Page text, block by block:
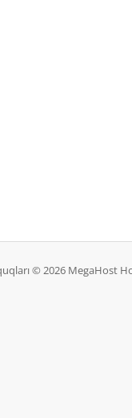
© 2026 MegaHost